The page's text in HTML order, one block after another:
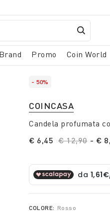
Brand Promo Coin World
- 50%
COINCASA
Candela profumata
Price
€ 12,90to
€ 6,45 - €
COLORE: Rosso